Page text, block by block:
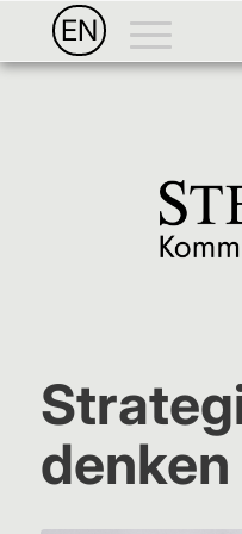
Hauptnavigation
EN